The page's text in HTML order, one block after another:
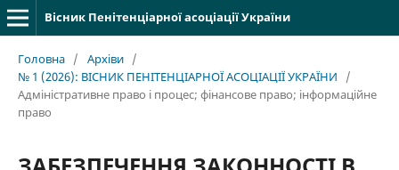
Вісник Пенітенціарної асоціації України
Головна / Архіви /
№ 1 (2026): ВІСНИК ПЕНІТЕНЦІАРНОЇ АСОЦІАЦІЇ УКРАЇНИ
/
Адміністративне право і процес; фінансове право; інформаційне
право